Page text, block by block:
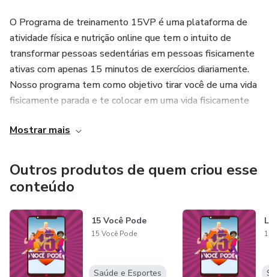
O Programa de treinamento 15VP é uma plataforma de
atividade física e nutrição online que tem o intuito de
transformar pessoas sedentárias em pessoas fisicamente
ativas com apenas 15 minutos de exercícios diariamente.
Nosso programa tem como objetivo tirar você de uma vida
fisicamente parada e te colocar em uma vida fisicamente
que você saia de uma pessoa sedentária e alcance o nível
com exercícios de 15 minutos.
Mostrar mais
Outros produtos de quem criou esse
conteúdo
15 Você Pode
15 Você Pode
Saúde e Esportes